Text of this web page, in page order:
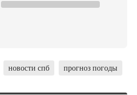
новости спб прогноз погоды